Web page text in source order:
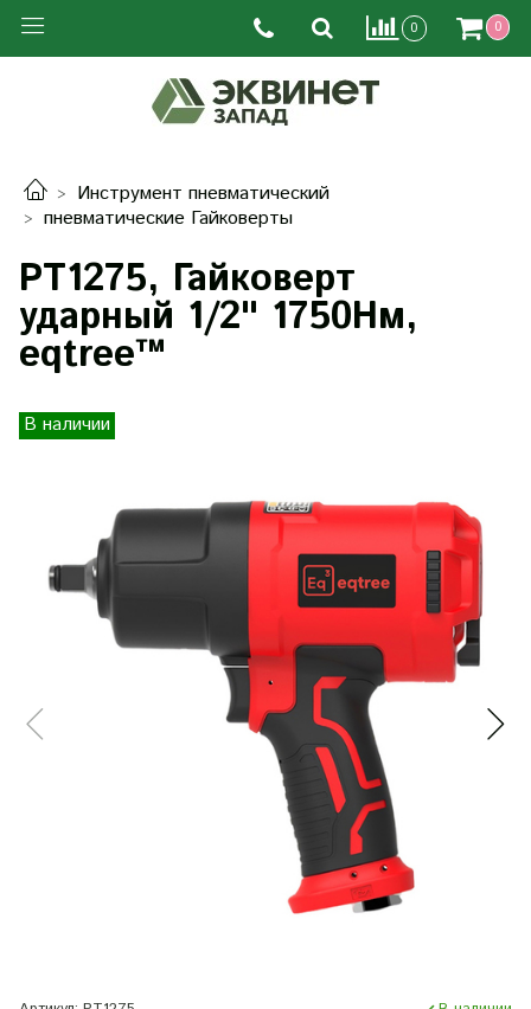
0 0
Инструмент пневматический
пневматические Гайковерты
PT1275, Гайковерт
ударный 1/2" 1750Нм,
eqtree™
В наличии